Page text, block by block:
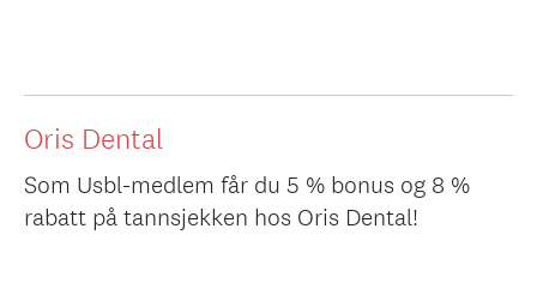
Oris Dental
Som Usbl-medlem får du 5 % bonus og 8 %
rabatt på tannsjekken hos Oris Dental!